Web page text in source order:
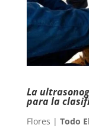
La
para la
Flores | Todo